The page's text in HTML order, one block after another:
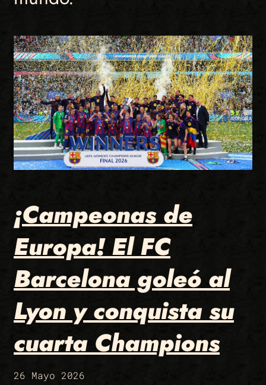
¡Campeonas de
Europa! El FC
Barcelona goleó al
Lyon y conquista su
cuarta Champions
26 Mayo 2026